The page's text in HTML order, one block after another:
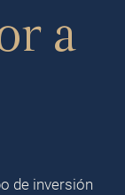
a
de inversión